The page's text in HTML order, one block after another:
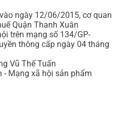
ngày 12/06/2015, cơ quan
Quận Thanh Xuân
trên mạng số 134/GP-
thông cấp ngày 04 tháng
Vũ Thế Tuấn
- Mạng xã hội sản phẩm